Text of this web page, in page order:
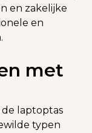
en zakelijke
en
met
laptoptas
typen